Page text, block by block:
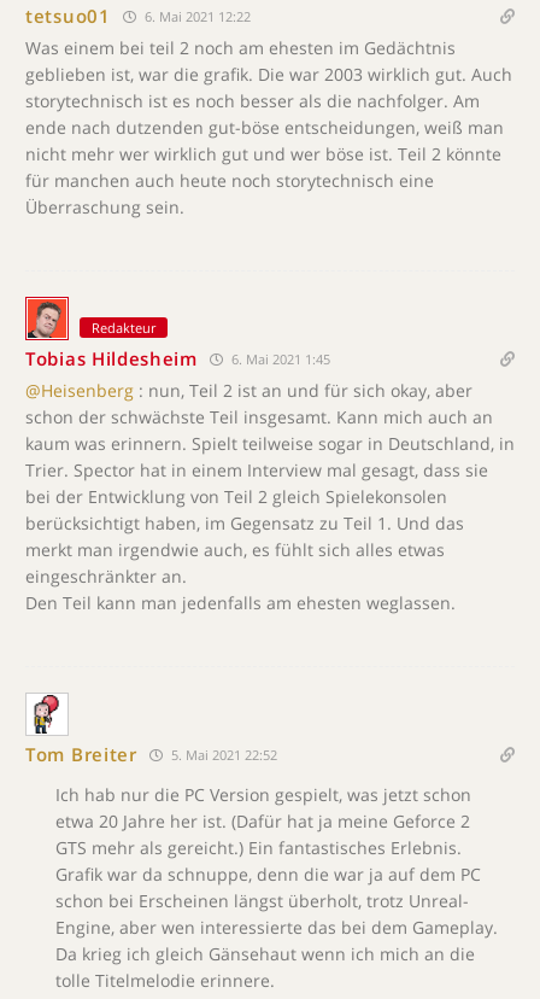
tetsuo01 6. Mai 2021 12:22
Was einem bei teil 2 noch am ehesten im Gedächtnis
geblieben ist, war die grafik. Die war 2003 wirklich gut. Auch
storytechnisch ist es noch besser als die nachfolger. Am
ende nach dutzenden gut-böse entscheidungen, weiß man
nicht mehr wer wirklich gut und wer böse ist. Teil 2 könnte
für manchen auch heute noch storytechnisch eine
Überraschung sein.
Redakteur
Tobias Hildesheim 6. Mai 2021 1:45
@Heisenberg : nun, Teil 2 ist an und für sich okay, aber
schon der schwächste Teil insgesamt. Kann mich auch an
kaum was erinnern. Spielt teilweise sogar in Deutschland, in
Trier. Spector hat in einem Interview mal gesagt, dass sie
bei der Entwicklung von Teil 2 gleich Spielekonsolen
berücksichtigt haben, im Gegensatz zu Teil 1. Und das
merkt man irgendwie auch, es fühlt sich alles etwas
eingeschränkter an.
Den Teil kann man jedenfalls am ehesten weglassen.
Tom Breiter 5. Mai 2021 22:52
Ich hab nur die PC Version gespielt, was jetzt schon
etwa 20 Jahre her ist. (Dafür hat ja meine Geforce 2
GTS mehr als gereicht.) Ein fantastisches Erlebnis.
Grafik war da schnuppe, denn die war ja auf dem PC
schon bei Erscheinen längst überholt, trotz Unreal-
Engine, aber wen interessierte das bei dem Gameplay.
Da krieg ich gleich Gänsehaut wenn ich mich an die
tolle Titelmelodie erinnere.